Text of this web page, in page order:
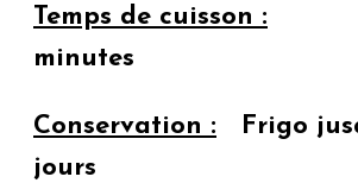
Temps de cuisson :
minutes
Conservation : Frigo
jours